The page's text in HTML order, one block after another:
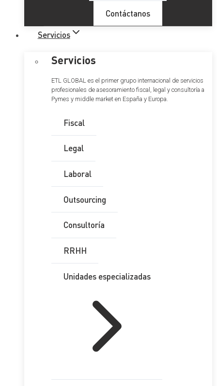
Contáctanos
Servicios
Servicios
ETL GLOBAL es el primer grupo internacional de servicios
profesionales de asesoramiento fiscal, legal y consultoría a
Pymes y middle market en España y Europa.
Fiscal
Legal
Laboral
Outsourcing
Consultoría
RRHH
Unidades especializadas